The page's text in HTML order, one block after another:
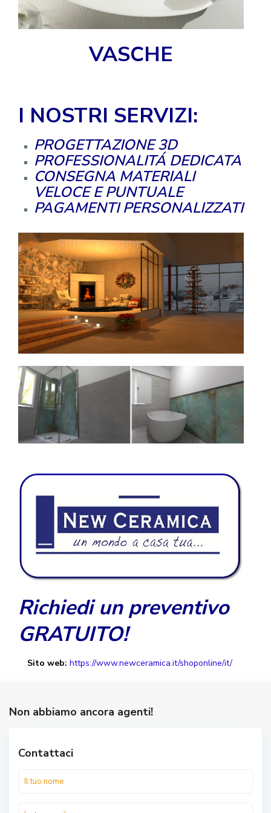
VASCHE
I NOSTRI SERVIZI:
PROGETTAZIONE 3D
PROFESSIONALITÁ DEDICATA
CONSEGNA MATERIALI
VELOCE E PUNTUALE
PAGAMENTI PERSONALIZZATI
Richiedi un preventivo
GRATUITO!
Sito web: https://www.newceramica.it/shoponline/it/
Non abbiamo ancora agenti!
Contattaci